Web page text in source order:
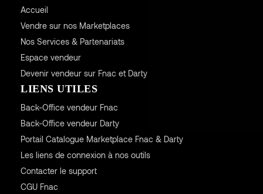
Accueil
Vendre sur nos Marketplaces
Nos Services & Partenariats
Espace vendeur
Devenir vendeur sur Fnac et Darty
LIENS UTILES
Back-Office vendeur Fnac
Back-Office vendeur Darty
Portail Catalogue Marketplace Fnac & Darty
Les liens de connexion à nos outils
Contacter le support
CGUFnac